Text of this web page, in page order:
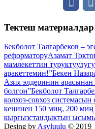
Тектеш
Бекболот Талгарбеков –
реформаторуАзамат
мамлекеттин
аракеттемин!”Бекен
Азия элдеринин
болгон”Бекболот
колхоз-совхоз
кенинен 150 миң, 200
кыргызстандыктын
Desing by Asyluulu © 2019